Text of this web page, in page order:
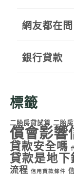
網友都在問
銀行貸款
標籤
二胎房貸試算 二胎
償會影響
貸款安全嗎
貸款是地下
流程 信用貸款條件